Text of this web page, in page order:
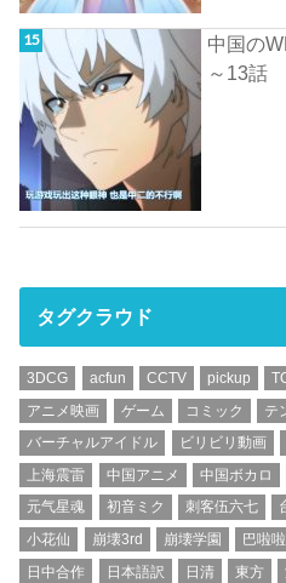
中国の
～13話
タグクラウド
3DCG acfun CCTV pickup
アニメ映画
ゲーム コミック テ
バーチャルアイドル
ビリビリ動画
上海震雷
中国アニメ 中国ボカロ
元气星魂
初音ミク 刺客伍六七
小花仙
崩壊3rd 崩壊学園 巴啦
日中合作
日本語訳 日清 東方